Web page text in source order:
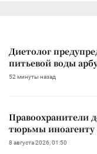
Диетолог
питьевой воды
52 минуты назад
Правоохранители
тюрьмы иноагенту
8 августа 2026, 01:50